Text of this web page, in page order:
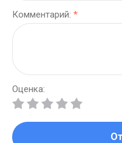
Комментарий: *
Оценка: